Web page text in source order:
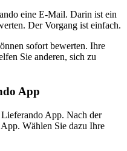
eine E-Mail. Darin ist ein
Der Vorgang ist einfach.
sofort bewerten. Ihre
Sie anderen, sich zu
App
App. Nach der
Wählen Sie dazu Ihre